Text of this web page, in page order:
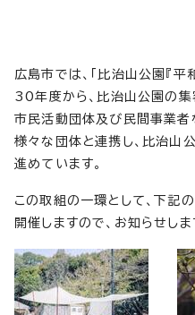
広島市では、「比治山公園『平
30年度から、比治山公園の集
市民活動団体及び民間事業者
様々な団体と連携し、比治山
進めています。
この取組の一環として、下記
開催しますので、お知らせしま